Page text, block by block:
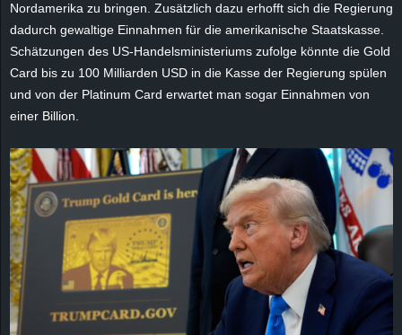
Nordamerika zu bringen. Zusätzlich dazu erhofft sich die Regierung
dadurch gewaltige Einnahmen für die amerikanische Staatskasse.
Schätzungen des US-Handelsministeriums zufolge könnte die Gold
Card bis zu 100 Milliarden USD in die Kasse der Regierung spülen
und von der Platinum Card erwartet man sogar Einnahmen von
einer Billion.